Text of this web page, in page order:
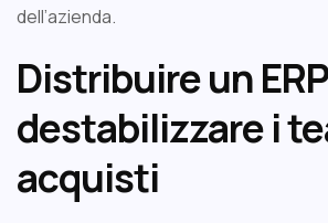
dell’azienda.
Distribuire un
destabilizzare i
acquisti